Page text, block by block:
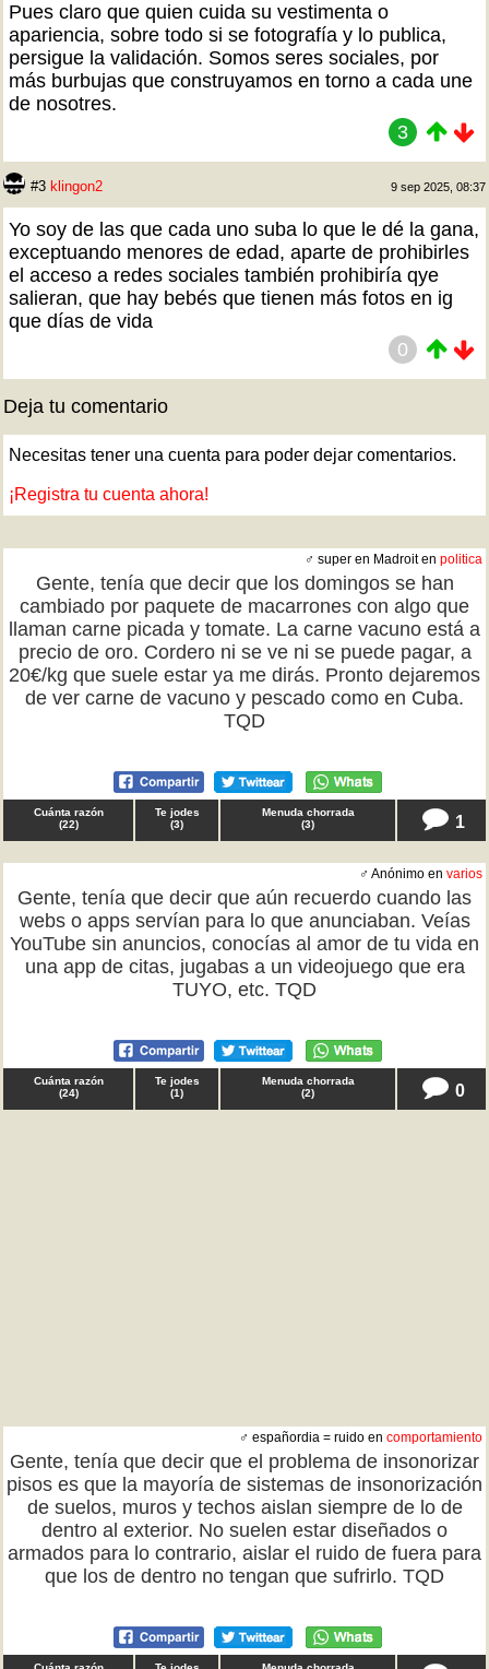
Pues claro que quien cuida su vestimenta o
apariencia, sobre todo si se fotografía y lo publica,
persigue la validación. Somos seres sociales, por
más burbujas que construyamos en torno a cada une
de nosotres.
3
#3 klingon2 9 sep 2025, 08:37
Yo soy de las que cada uno suba lo que le dé la gana,
exceptuando menores de edad, aparte de prohibirles
el acceso a redes sociales también prohibiría qye
salieran, que hay bebés que tienen más fotos en ig
que días de vida
0
Deja tu comentario
Necesitas tener una cuenta para poder dejar comentarios.
¡Registra tu cuenta ahora!
♂ super en Madroit en politica
Gente, tenía que decir que los domingos se han
cambiado por paquete de macarrones con algo que
llaman carne picada y tomate. La carne vacuno está a
precio de oro. Cordero ni se ve ni se puede pagar, a
20€/kg que suele estar ya me dirás. Pronto dejaremos
de ver carne de vacuno y pescado como en Cuba.
TQD
Cuánta razón
(22)
Te jodes
(3)
Menuda chorrada
(3) 1
♂ Anónimo en varios
Gente, tenía que decir que aún recuerdo cuando las
webs o apps servían para lo que anunciaban. Veías
YouTube sin anuncios, conocías al amor de tu vida en
una app de citas, jugabas a un videojuego que era
TUYO, etc. TQD
Cuánta razón
(24)
Te jodes
(1)
Menuda chorrada
(2) 0
♂ españordia = ruido en comportamiento
Gente, tenía que decir que el problema de insonorizar
pisos es que la mayoría de sistemas de insonorización
de suelos, muros y techos aislan siempre de lo de
dentro al exterior. No suelen estar diseñados o
armados para lo contrario, aislar el ruido de fuera para
que los de dentro no tengan que sufrirlo. TQD